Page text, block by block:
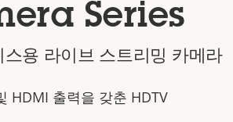
Series
용 라이브 스트리밍 카메라
HDMI 출력을 갖춘 HDTV